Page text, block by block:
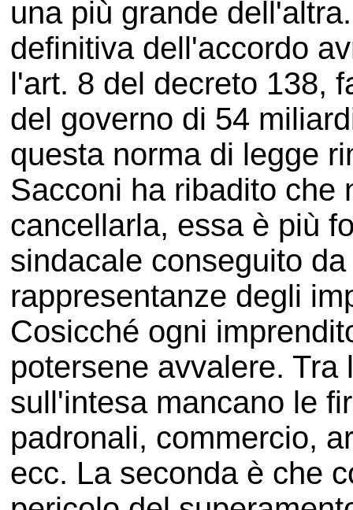
una più grande
definitiva dell'accordo
l'art. 8 del decreto 138,
del governo di 54
questa norma di legge
Sacconi ha ribadito che
cancellarla, essa è più
sindacale conseguito
rappresentanze degli
Cosicché ogni
potersene avvalere.
sull'intesa mancano le
padronali, commercio,
ecc. La seconda è che